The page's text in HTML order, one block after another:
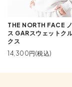
THE NORTH FACE
ス GARスウェットク
クス
14,300円(税込)